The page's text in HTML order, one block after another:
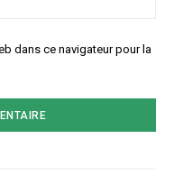
dans ce navigateur pour la